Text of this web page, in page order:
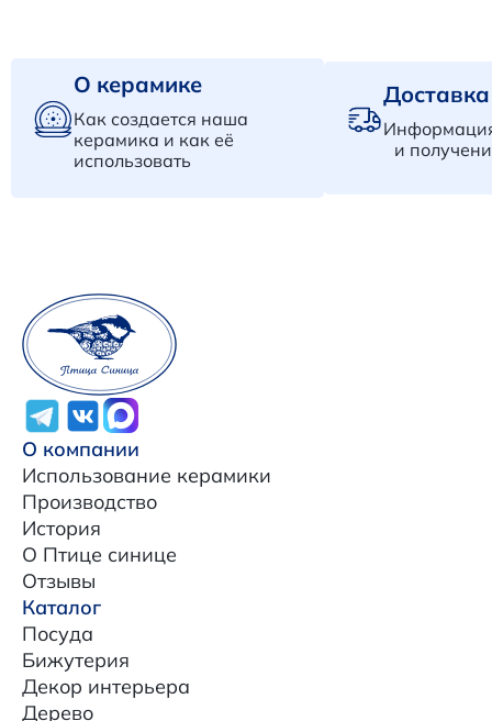
О керамике
Как создается наша
керамика и как её
использовать
и
О компании
Использование керамики
Производство
История
О Птице синице
Отзывы
Каталог
Посуда
Бижутерия
Декор интерьера
Дерево